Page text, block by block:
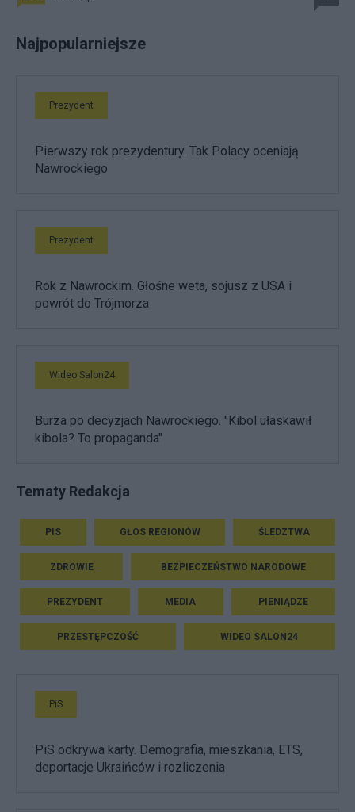
Najpopularniejsze
Prezydent
Pierwszy rok prezydentury. Tak Polacy oceniają
Nawrockiego
Prezydent
Rok z Nawrockim. Głośne weta, sojusz z USA i
powrót do Trójmorza
Wideo Salon24
Burza po decyzjach Nawrockiego. "Kibol ułaskawił
kibola? To propaganda"
Tematy Redakcja
PIS GŁOS REGIONÓW ŚLEDZTWA
ZDROWIE BEZPIECZEŃSTWO NARODOWE
PREZYDENT MEDIA PIENIĄDZE
PRZESTĘPCZOŚĆ WIDEO SALON24
PiS
PiS odkrywa karty. Demografia, mieszkania, ETS,
deportacje Ukraińców i rozliczenia